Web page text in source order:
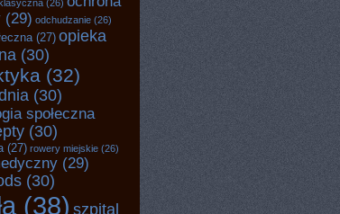
(26)
(29) odchudzanie (26)
(27) opieka
(30)
(32)
(30)
społeczna
(30)
(27) rowery miejskie (26)
(29)
(30)
(38) szpital